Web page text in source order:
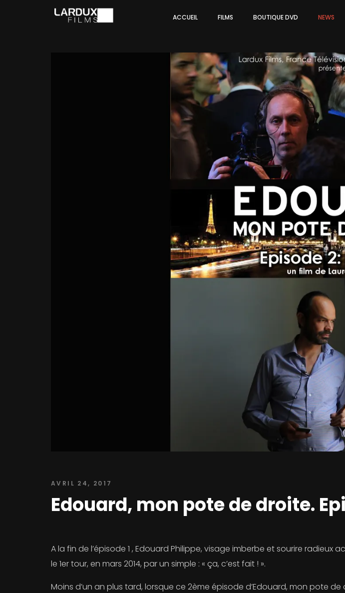
ACCUEIL FILMS BOUTIQUE DVD NEWS
AVRIL 24, 2017
Edouard, mon pote de droite.
A la fin de l’épisode 1 , Edouard Philippe, visage imberbe et sourire
le 1er tour, en mars 2014, par un simple : « ça, c’est fait ! ».
Moins d’un an plus tard, lorsque ce 2ème épisode d’Edouard, mon pote